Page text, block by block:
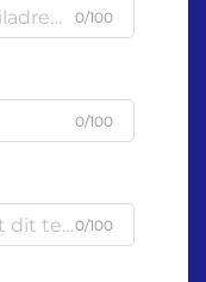
0/100
0/100
0/100